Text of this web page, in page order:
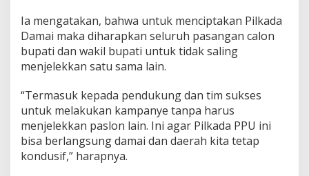
Ia mengatakan, bahwa untuk menciptakan Pilkada
Damai maka diharapkan seluruh pasangan calon
bupati dan wakil bupati untuk tidak saling
menjelekkan satu sama lain.
“Termasuk kepada pendukung dan tim sukses
untuk melakukan kampanye tanpa harus
menjelekkan paslon lain. Ini agar Pilkada PPU ini
bisa berlangsung damai dan daerah kita tetap
kondusif,” harapnya.